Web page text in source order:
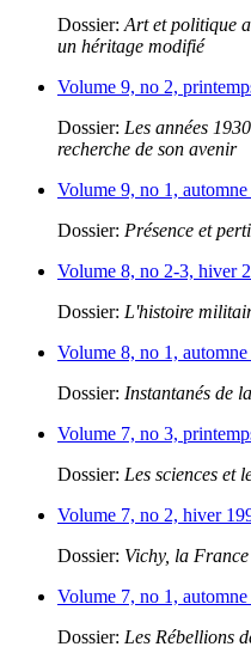
Dossier: Art et politique
un héritage modifié
Volume 9, no 2,
Dossier: Les années
recherche de son avenir
Volume 9, no 1,
Dossier: Présence et
Volume 8, no 2-3, hiver
Dossier: L'histoire
Volume 8, no 1,
Dossier: Instantanés de
Volume 7, no 3,
Dossier: Les sciences et
Volume 7, no 2, hiver
Dossier: Vichy, la
Volume 7, no 1,
Dossier: Les Rébellions